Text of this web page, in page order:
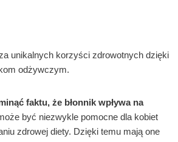
unikalnych korzyści zdrowotnych dzięki
odżywczym.
faktu, że błonnik wpływa na
być niezwykle pomocne dla kobiet
zdrowej diety. Dzięki temu mają one